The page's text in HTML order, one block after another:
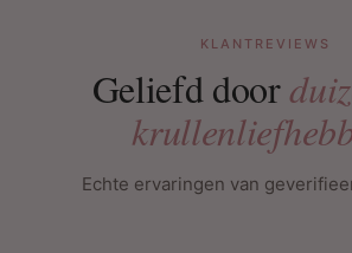
KLANTREVIEWS
Geliefd door
Echte ervaringen van